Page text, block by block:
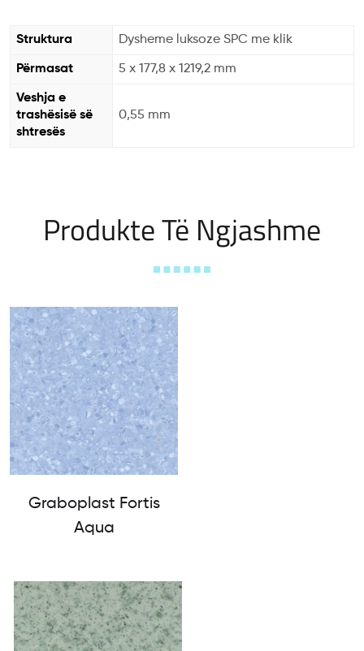
Struktura Dysheme luksoze SPC me klik
Përmasat 5 x 177,8 x 1219,2 mm
Veshja e
trashësisë së
shtresës
0,55 mm
Produkte Të Ngjashme
Graboplast Fortis
Aqua